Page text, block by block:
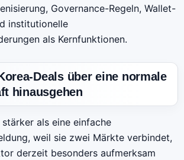
Governance-Regeln, Wallet-
institutionelle
als Kernfunktionen.
Deals über eine normale
hinausgehen
als eine einfache
weil sie zwei Märkte verbindet,
derzeit besonders aufmerksam